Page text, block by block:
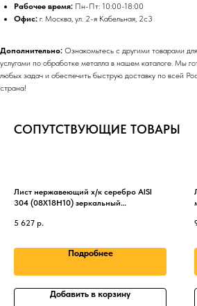
Рабочее время: Пн-Пт: 10:00-18:00
Офис: г. Москва, ул. 2-я Кабельная, 2с3
Дополнительно: Ознакомьтесь с другими товарами
услугами по обработке металла в нашем каталоге. Мы
любых задач и обеспечить быструю доставку по всей
страна!
СОПУТСТВУЮЩИЕ ТОВАРЫ
Лист нержавеющий х/к серебро AISI
304 (08Х18Н10) зеркальный
5 627 р.
Подробнее
Добавить в корзину